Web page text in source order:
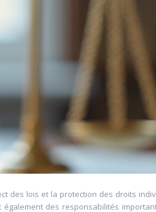
lois et la protection des droits
des responsabilités